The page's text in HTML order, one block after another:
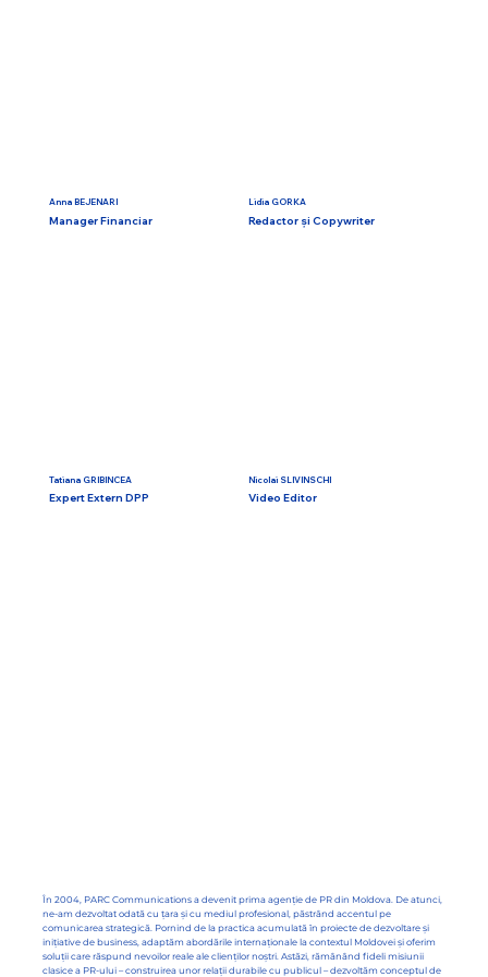
În 2004, PARC Communications a devenit prima agenție de PR din Moldova. De atunci,
ne-am dezvoltat odată cu țara și cu mediul profesional, păstrând accentul pe
comunicarea strategică. Pornind de la practica acumulată în proiecte de dezvoltare și
inițiative de business, adaptăm abordările internaționale la contextul Moldovei și oferim
soluții care răspund nevoilor reale ale clienților noștri. Astăzi, rămânând fideli misiunii
clasice a PR-ului – construirea unor relații durabile cu publicul – dezvoltăm conceptul de
Anna BEJENARI
Manager Financiar
Lidia GORKA
Redactor și Сopywriter
Tatiana GRIBINCEA
Expert Extern DPP
Nicolai SLIVINSCHI
Video Editor